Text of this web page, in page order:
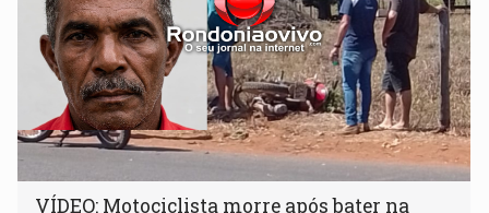
VÍDEO: Motociclista morre após bater na